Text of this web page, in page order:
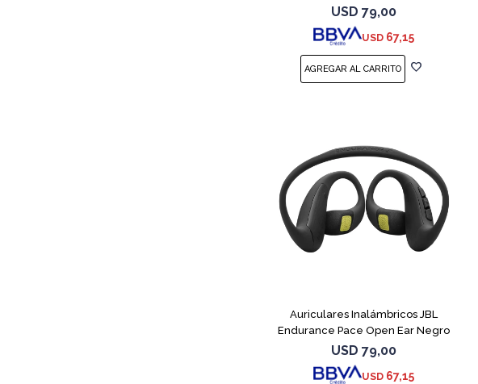
USD 79,00
USD 67,15
Auriculares Inalámbricos JBL
Endurance Pace Open Ear Negro
USD 79,00
USD 67,15